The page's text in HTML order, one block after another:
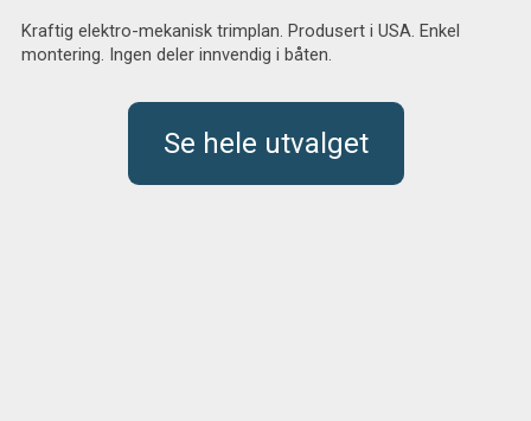
Kraftig elektro-mekanisk trimplan. Produsert i USA. Enkel
montering. Ingen deler innvendig i båten.
Se hele utvalget